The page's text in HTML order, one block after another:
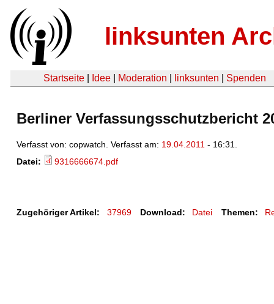
linksunten
Startseite Idee Moderation linksunten Spenden
Berliner Verfassungsschutzbericht
Verfasst von: copwatch. Verfasst am: 19.04.2011 - 16:31.
Datei:
9316666674.pdf
Zugehöriger Artikel: 37969 Download: Datei Themen: